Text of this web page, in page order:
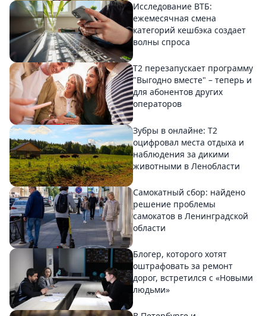
Исследование ВТБ:
ежемесячная смена
категорий кешбэка создает
волны спроса
Т2 перезапускает программу
"Выгодно вместе" – теперь и
для абонентов других
операторов
Зубры в онлайне: Т2
оцифровал места отдыха и
наблюдения за дикими
животными в Ленобласти
Самокатный сбор: найдено
решение проблемы
самокатов в Ленинградской
области
Блогер, которого хотят
оштрафовать за ремонт
дорог, встретился с «Новыми
людьми»